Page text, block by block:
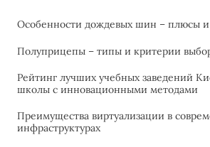
Особенности дождевых шин – плюсы
Полуприцепы – типы и критерии
Рейтинг лучших учебных заведений
школы с инновационными методами
Преимущества виртуализации в
инфраструктурах